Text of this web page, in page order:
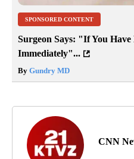
SPONSORED CONTENT
Surgeon Says: "If You
Immediately"...
By Gundry MD
CNN